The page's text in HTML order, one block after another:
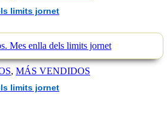
limits jornet
, MÁS VENDIDOS
limits jornet